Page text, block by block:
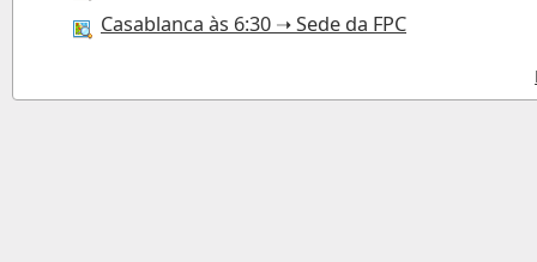
Casablanca às 6:30 ➝ Sede da FPC